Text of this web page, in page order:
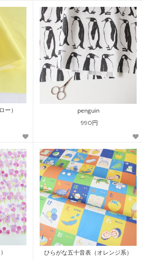
ー） penguin
990円
ひらがな五十音表（オレンジ系）